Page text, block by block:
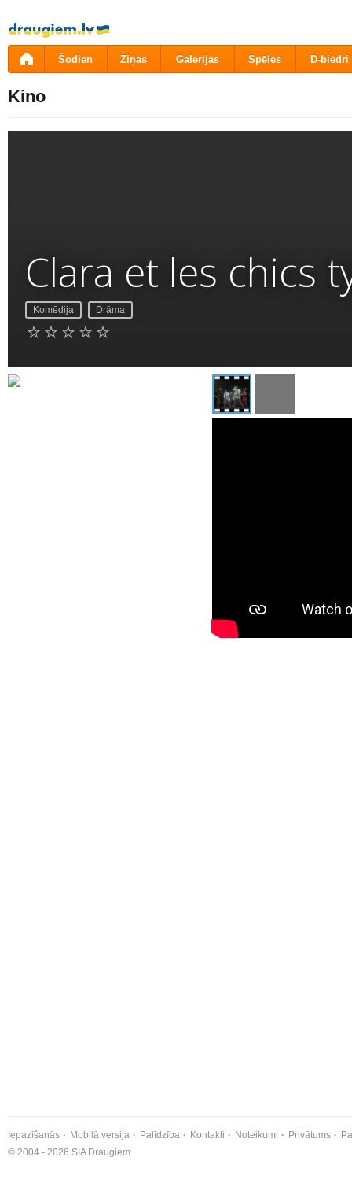
Pāriet
uz
saturu
Šodien Ziņas Galerijas Spēles D-biedri
Kino
Clara et les chics
Komēdija Drāma
Iepazīšanās Mobilā versija Palīdzība Kontakti Noteikumi Privātums
© 2004 - 2026 SIA Draugiem